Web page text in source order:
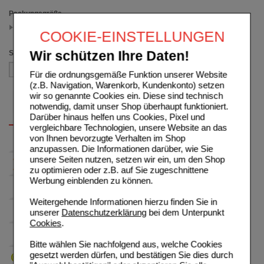
COOKIE-EINSTELLUNGEN
Wir schützen Ihre Daten!
Für die ordnungsgemäße Funktion unserer Website
(z.B. Navigation, Warenkorb, Kundenkonto) setzen
wir so genannte Cookies ein. Diese sind technisch
notwendig, damit unser Shop überhaupt funktioniert.
Darüber hinaus helfen uns Cookies, Pixel und
vergleichbare Technologien, unsere Website an das
von Ihnen bevorzugte Verhalten im Shop
anzupassen. Die Informationen darüber, wie Sie
unsere Seiten nutzen, setzen wir ein, um den Shop
zu optimieren oder z.B. auf Sie zugeschnittene
Werbung einblenden zu können.
Weitergehende Informationen hierzu finden Sie in
unserer Datenschutzerklärungbei dem Unterpunkt
Cookies.
Bitte wählen Sie nachfolgend aus, welche Cookies
gesetzt werden dürfen, und bestätigen Sie dies durch
Packungsgröße
(auswahl entfernen)
Sortieren nach